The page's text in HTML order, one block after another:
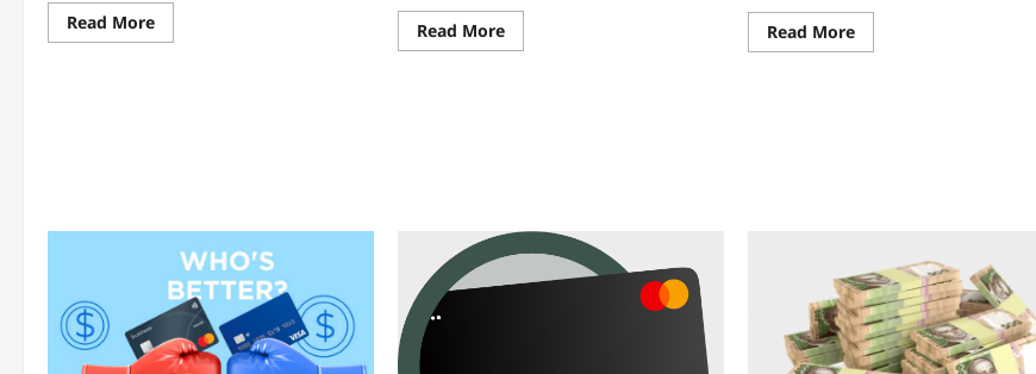
Read MoreRead
more
Read MoreRead
more
Read MoreRead
more